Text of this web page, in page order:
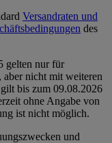
Versandraten und
des
gelten nur für
aber nicht mit weiteren
bis zum 09.08.2026
ohne Angabe von
ist nicht möglich.
und